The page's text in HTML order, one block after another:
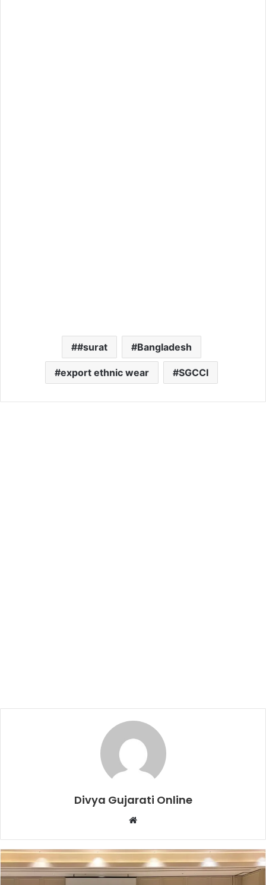
#surat Bangladesh
export ethnic wear SGCCI
Divya Gujarati Online
Website